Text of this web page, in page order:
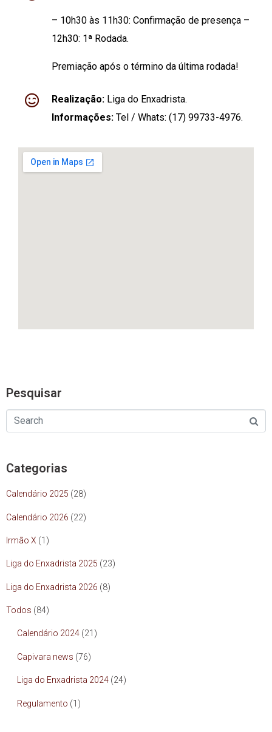
– 10h30 às 11h30: Confirmação de presença –
12h30: 1ª Rodada.
Premiação após o término da última rodada!
Realização: Liga do Enxadrista.
Informações: Tel / Whats: (17) 99733-4976.
Pesquisar
Categorias
Calendário 2025 (28)
Calendário 2026 (22)
Irmão X (1)
Liga do Enxadrista 2025 (23)
Liga do Enxadrista 2026 (8)
Todos (84)
Calendário 2024 (21)
Capivara news (76)
Liga do Enxadrista 2024 (24)
Regulamento (1)